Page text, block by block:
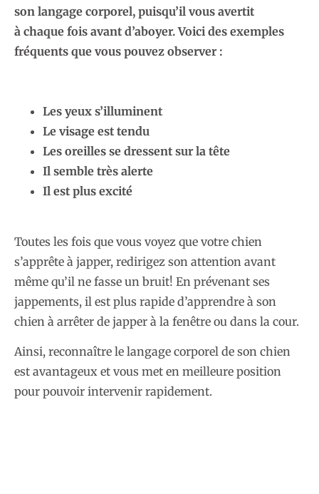
son langage corporel, puisqu’il vous avertit
à chaque fois avant d’aboyer.Voici des exemples
fréquents que vous pouvez observer :
Les yeux s’illuminent
Le visage est tendu
Les oreilles se dressent sur la tête
Il semble très alerte
Il est plus excité
Toutes les fois que vous voyez que votre chien
s’apprête à japper, redirigez son attention avant
même qu’il ne fasse un bruit! En prévenant ses
jappements, il est plus rapide d’apprendre à son
chien à arrêter de japper à la fenêtre ou dans la cour.
Ainsi, reconnaître le langage corporel de son chien
est avantageux et vous met en meilleure position
pour pouvoir intervenir rapidement.